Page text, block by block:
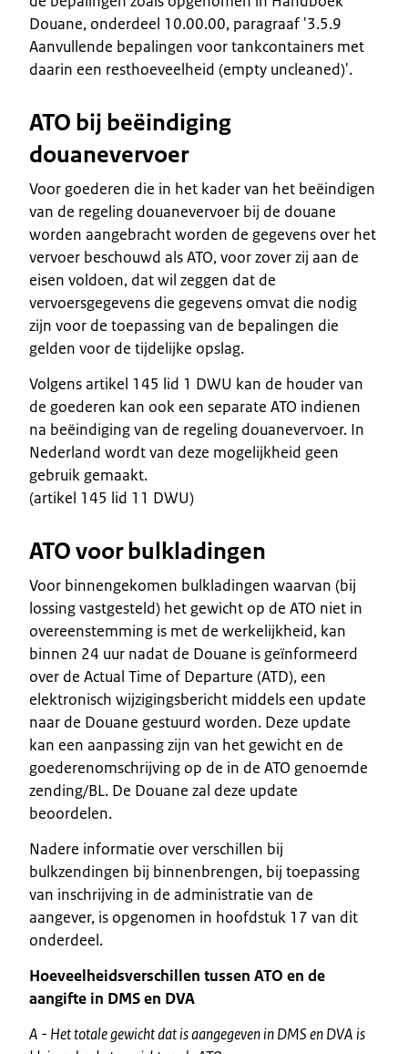
Douane, onderdeel 10.00.00, paragraaf '3.5.9
Aanvullende bepalingen voor tankcontainers met
daarin een resthoeveelheid (empty uncleaned)'.
ATO bij beëindiging
douanevervoer
Voor goederen die in het kader van het beëindigen
van de regeling douanevervoer bij de douane
worden aangebracht worden de gegevens over het
vervoer beschouwd als ATO, voor zover zij aan de
eisen voldoen, dat wil zeggen dat de
vervoersgegevens die gegevens omvat die nodig
zijn voor de toepassing van de bepalingen die
gelden voor de tijdelijke opslag.
Volgens artikel 145 lid 1 DWU kan de houder van
de goederen kan ook een separate ATO indienen
na beëindiging van de regeling douanevervoer. In
Nederland wordt van deze mogelijkheid geen
gebruik gemaakt.
(artikel 145 lid 11 DWU)
ATO voor bulkladingen
Voor binnengekomen bulkladingen waarvan (bij
lossing vastgesteld) het gewicht op de ATO niet in
overeenstemming is met de werkelijkheid, kan
binnen 24 uur nadat de Douane is geïnformeerd
over de Actual Time of Departure (ATD), een
elektronisch wijzigingsbericht middels een update
naar de Douane gestuurd worden. Deze update
kan een aanpassing zijn van het gewicht en de
goederenomschrijving op de in de ATO genoemde
zending/BL. De Douane zal deze update
beoordelen.
Nadere informatie over verschillen bij
bulkzendingen bij binnenbrengen, bij toepassing
van inschrijving in de administratie van de
aangever, is opgenomen in hoofdstuk 17 van dit
onderdeel.
Hoeveelheidsverschillen tussen ATO en de
aangifte in DMS en DVA
A - Het totale gewicht dat is aangegeven in DMS en DVA is